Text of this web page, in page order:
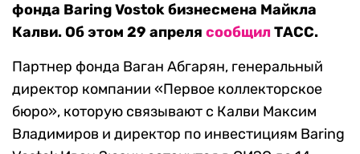
фонда Baring Vostok бизнесмена Майкла
Калви. Об этом 29 апреля сообщилТАСС.
Партнер фонда Ваган Абгарян, генеральный
директор компании «Первое коллекторское
бюро», которую связывают с Калви Максим
Владимиров и директор по инвестициям Baring